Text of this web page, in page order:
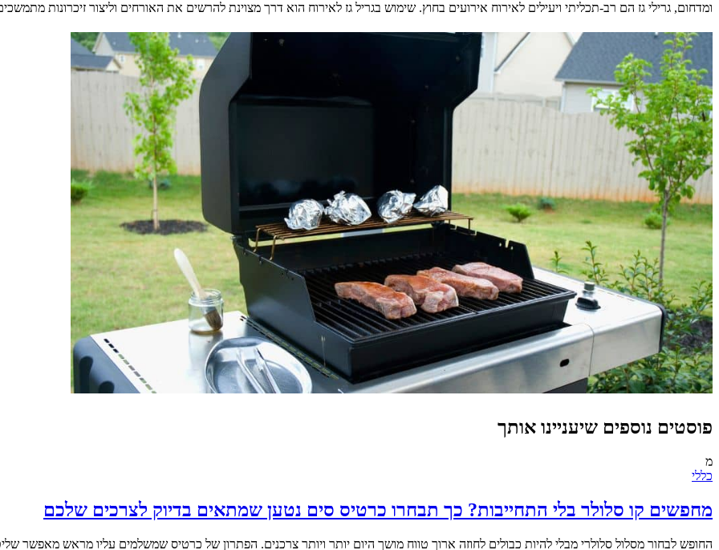
ומדחום, גרילי גז הם רב-תכליתי ויעילים לאירוח אירועים בחוץ. שימוש בגריל גז לאירוח הוא דרך מצוינת להרשים את האורחים וליצור זיכרונות
פוסטים נוספים שיעניינו אותך
מ
כללי
מחפשים קו סלולר בלי התחייבות? כך תבחרו כרטיס סים נטען שמתאים בדיוק לצרכים שלכם
החופש לבחור מסלול סלולרי מבלי להיות כבולים לחוזה ארוך טווח מושך היום יותר ויותר צרכנים. הפתרון של כרטיס שמשלמים עליו מראש